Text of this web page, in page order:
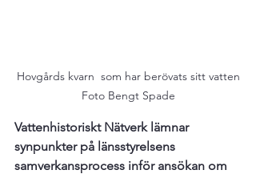
Hovgårds kvarn  som har berövats sitt vatten
Foto Bengt Spade
Vattenhistoriskt Nätverk lämnar
synpunkter på länsstyrelsens
samverkansprocess inför ansökan om